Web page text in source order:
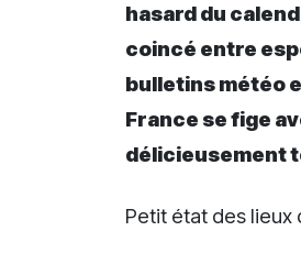
hasard du
coincé entre
bulletins météo
France se fige
délicieusement
Petit état des lieux